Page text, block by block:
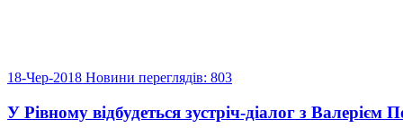
18-Чер-2018 Новини переглядів: 803
У Рівному відбудеться зустріч-діалог з Валерієм